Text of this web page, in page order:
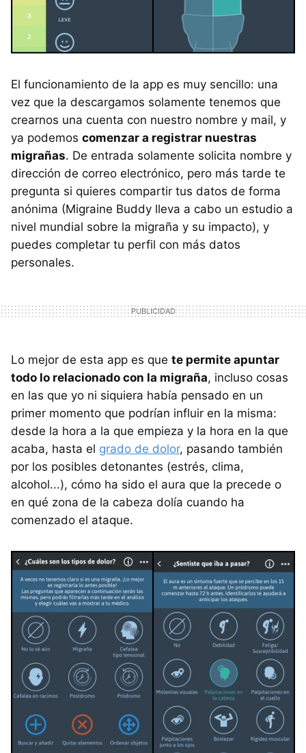
El funcionamiento de la app es muy sencillo: una
vez que la descargamos solamente tenemos que
crearnos una cuenta con nuestro nombre y mail, y
ya podemos comenzar a registrar nuestras
migrañas. De entrada solamente solicita nombre y
dirección de correo electrónico, pero más tarde te
pregunta si quieres compartir tus datos de forma
anónima (Migraine Buddy lleva a cabo un estudio a
nivel mundial sobre la migraña y su impacto), y
puedes completar tu perfil con más datos
personales.
Lo mejor de esta app es que te permite apuntar
todo lo relacionado con la migraña, incluso cosas
en las que yo ni siquiera había pensado en un
primer momento que podrían influir en la misma:
desde la hora a la que empieza y la hora en la que
acaba, hasta el grado de dolor, pasando también
por los posibles detonantes (estrés, clima,
alcohol...), cómo ha sido el aura que la precede o
en qué zona de la cabeza dolía cuando ha
comenzado el ataque.